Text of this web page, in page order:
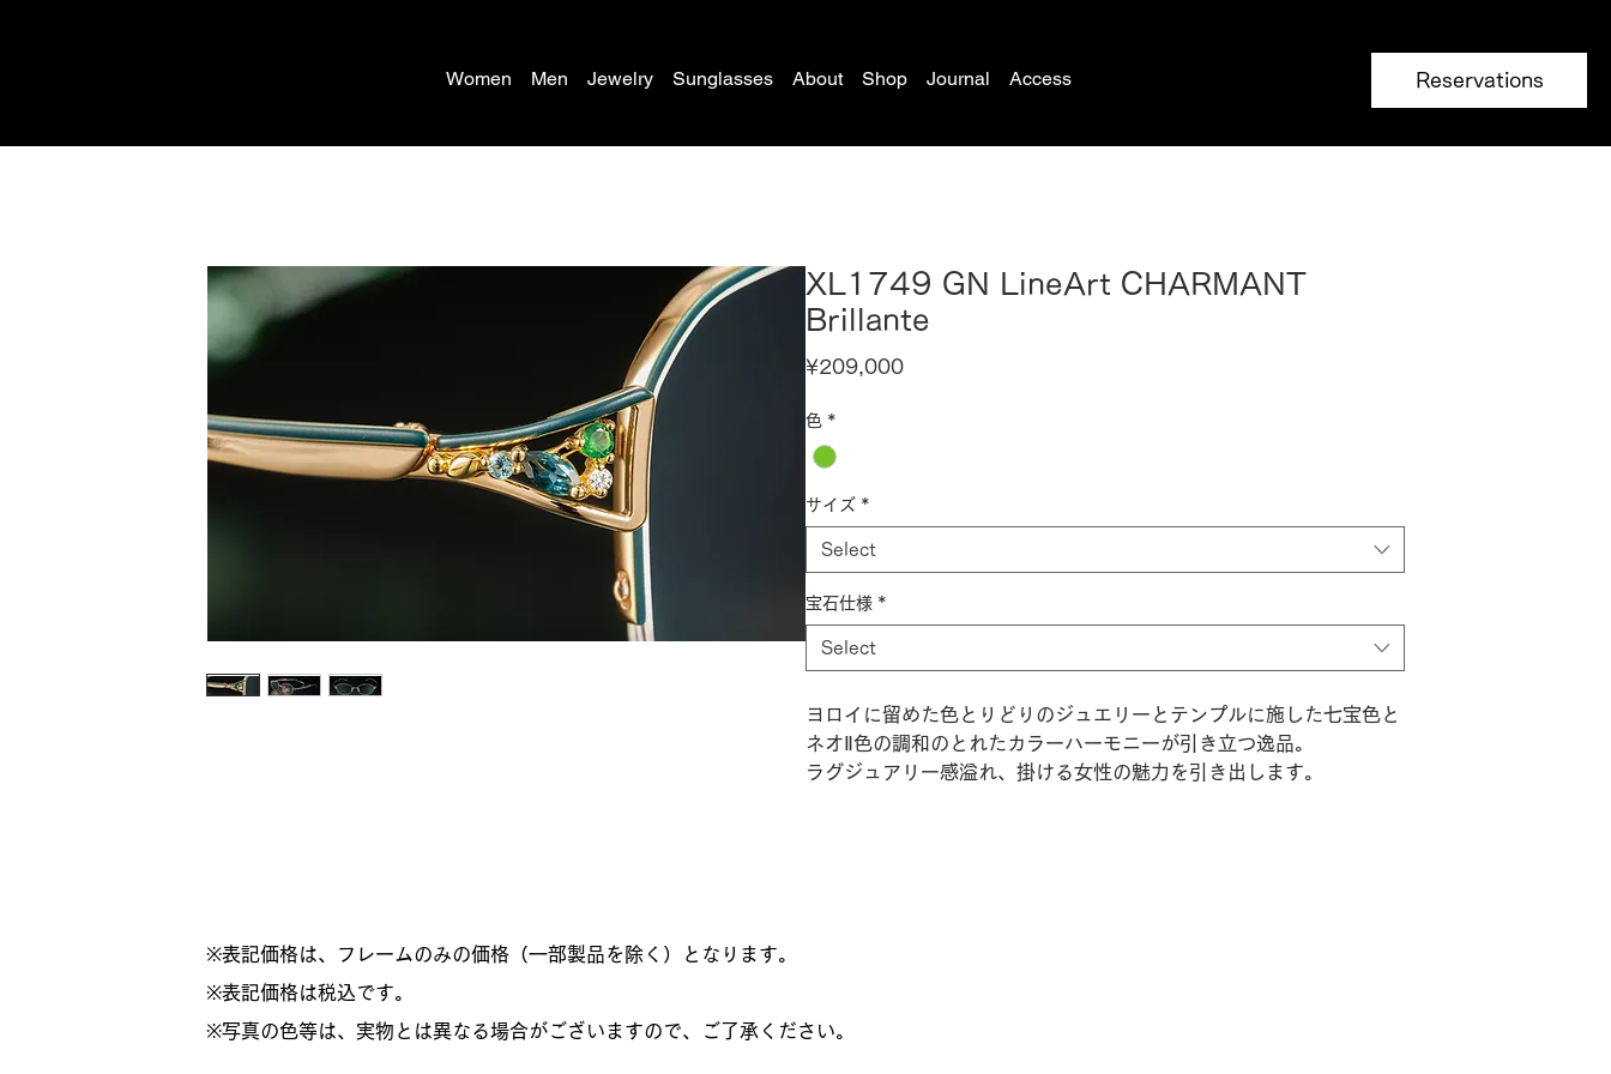
Women Men Jewelry Sunglasses About Shop Journal Access Reservations
XL1749 GN LineArt CHARMANT
Brillante
¥209,000Price
色 *
サイズ *
Select
宝石仕様 *
Select
ヨロイに留めた色とりどりのジュエリーとテンプルに施した七宝色と
ネオⅡ色の調和のとれたカラーハーモニーが引き立つ逸品。
ラグジュアリー感溢れ、掛ける女性の魅力を引き出します。
※表記価格は、フレームのみの価格（一部製品を除く）となります。
​※表記価格は税込です。
※写真の色等は、実物とは異なる場合がございますので、ご了承ください。